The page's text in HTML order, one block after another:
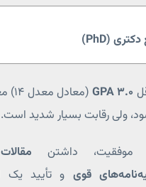
GPA 3.0
ولی رقابت بسیار شدید است.
موفقیت، داشتن
قوی و تأیید یک